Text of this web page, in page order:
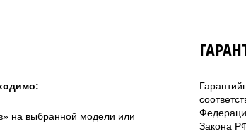
на выбранной модели или
Закона